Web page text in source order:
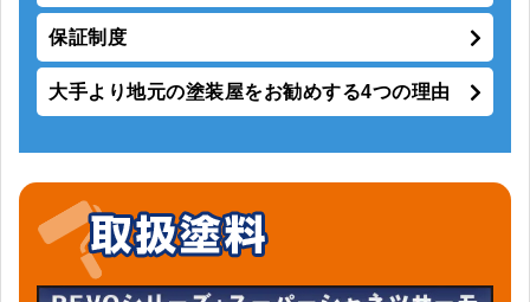
保証制度
大手より地元の塗装屋をお勧めする4つの理由